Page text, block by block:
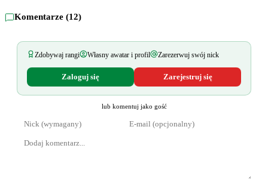
Komentarze (12)
Zdobywaj rangi Własny awatar i profil Zarezerwuj swój nick
Zaloguj się Zarejestruj się
lub komentuj jako gość